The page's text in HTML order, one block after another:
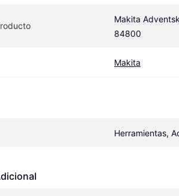
Makita
84800
Makita
Herramientas,